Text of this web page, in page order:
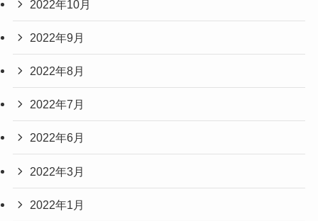
2022年10月
2022年9月
2022年8月
2022年7月
2022年6月
2022年3月
2022年1月